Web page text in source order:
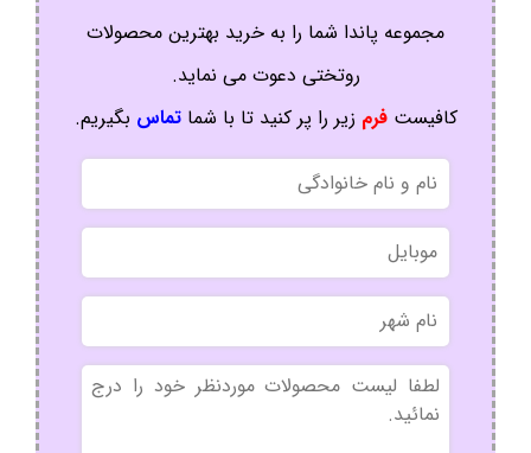
مجموعه پاندا شما را به خرید بهترین محصولات
روتختی دعوت می نماید.
کافیستفرم زیر را پر کنید تا با شماتماس بگیریم.
نام
و
نام
خانوادگی
موبایل
نام
شهر
بدون
عنوان